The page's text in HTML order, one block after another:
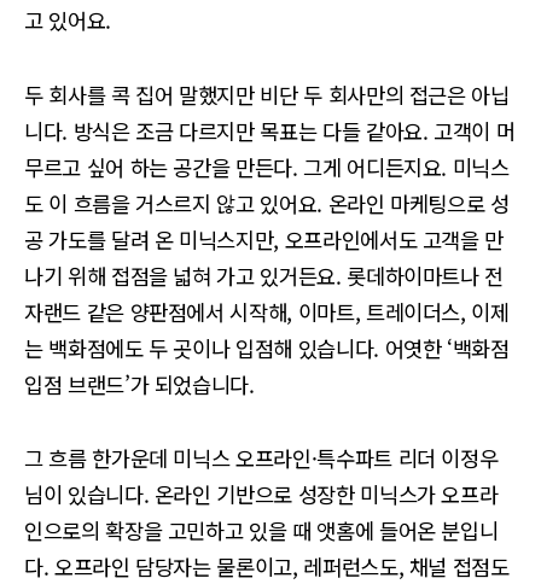
고 있어요.
두 회사를 콕 집어 말했지만 비단 두 회사만의 접근은 아닙
니다. 방식은 조금 다르지만 목표는 다들 같아요. 고객이 머
무르고 싶어 하는 공간을 만든다. 그게 어디든지요. 미닉스
도 이 흐름을 거스르지 않고 있어요. 온라인 마케팅으로 성
공 가도를 달려 온 미닉스지만, 오프라인에서도 고객을 만
나기 위해 접점을 넓혀 가고 있거든요. 롯데하이마트나 전
자랜드 같은 양판점에서 시작해, 이마트, 트레이더스, 이제
는 백화점에도 두 곳이나 입점해 있습니다. 어엿한 ‘백화점
입점 브랜드’가 되었습니다.
그 흐름 한가운데 미닉스 오프라인·특수파트 리더 이정우
님이 있습니다. 온라인 기반으로 성장한 미닉스가 오프라
인으로의 확장을 고민하고 있을 때 앳홈에 들어온 분입니
다. 오프라인 담당자는 물론이고, 레퍼런스도, 채널 접점도